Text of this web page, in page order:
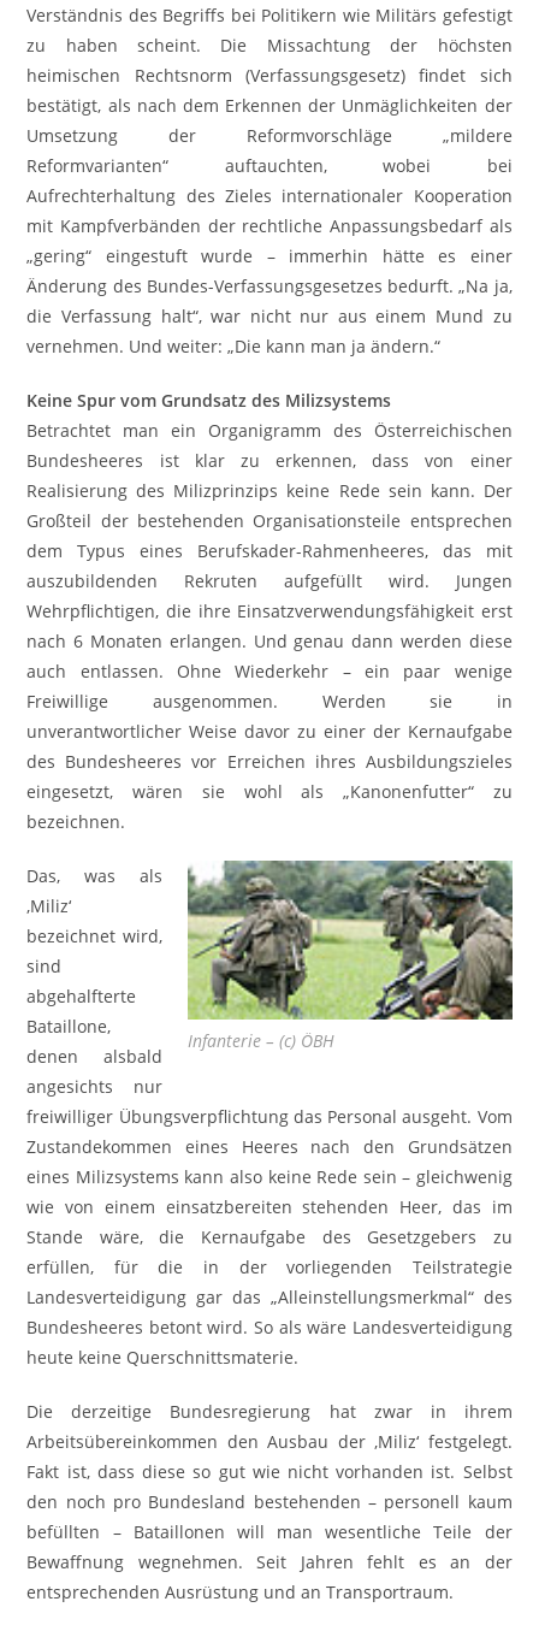
Verständnis des Begriffs bei Politikern wie Militärs gefestigt
zu haben scheint. Die Missachtung der höchsten
heimischen Rechtsnorm (Verfassungsgesetz) findet sich
bestätigt, als nach dem Erkennen der Unmäglichkeiten der
Umsetzung der Reformvorschläge „mildere
Reformvarianten“ auftauchten, wobei bei
Aufrechterhaltung des Zieles internationaler Kooperation
mit Kampfverbänden der rechtliche Anpassungsbedarf als
„gering“ eingestuft wurde – immerhin hätte es einer
Änderung des Bundes-Verfassungsgesetzes bedurft. „Na ja,
die Verfassung halt“, war nicht nur aus einem Mund zu
vernehmen. Und weiter: „Die kann man ja ändern.“
Keine Spur vom Grundsatz des Milizsystems
Betrachtet man ein Organigramm des Österreichischen
Bundesheeres ist klar zu erkennen, dass von einer
Realisierung des Milizprinzips keine Rede sein kann. Der
Großteil der bestehenden Organisationsteile entsprechen
dem Typus eines Berufskader-Rahmenheeres, das mit
auszubildenden Rekruten aufgefüllt wird. Jungen
Wehrpflichtigen, die ihre Einsatzverwendungsfähigkeit erst
nach 6 Monaten erlangen. Und genau dann werden diese
auch entlassen. Ohne Wiederkehr – ein paar wenige
Freiwillige ausgenommen. Werden sie in
unverantwortlicher Weise davor zu einer der Kernaufgabe
des Bundesheeres vor Erreichen ihres Ausbildungszieles
eingesetzt, wären sie wohl als „Kanonenfutter“ zu
bezeichnen.
Infanterie – (c) ÖBH
Das, was als
‚Miliz‘
bezeichnet wird,
sind
abgehalfterte
Bataillone,
denen alsbald
angesichts nur
freiwilliger Übungsverpflichtung das Personal ausgeht. Vom
Zustandekommen eines Heeres nach den Grundsätzen
eines Milizsystems kann also keine Rede sein – gleichwenig
wie von einem einsatzbereiten stehenden Heer, das im
Stande wäre, die Kernaufgabe des Gesetzgebers zu
erfüllen, für die in der vorliegenden Teilstrategie
Landesverteidigung gar das „Alleinstellungsmerkmal“ des
Bundesheeres betont wird. So als wäre Landesverteidigung
heute keine Querschnittsmaterie.
Die derzeitige Bundesregierung hat zwar in ihrem
Arbeitsübereinkommen den Ausbau der ‚Miliz‘ festgelegt.
Fakt ist, dass diese so gut wie nicht vorhanden ist. Selbst
den noch pro Bundesland bestehenden – personell kaum
befüllten – Bataillonen will man wesentliche Teile der
Bewaffnung wegnehmen. Seit Jahren fehlt es an der
entsprechenden Ausrüstung und an Transportraum.